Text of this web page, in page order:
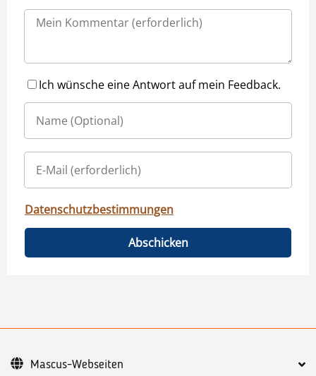
Ich wünsche eine Antwort auf mein Feedback.
Datenschutzbestimmungen
Abschicken
Mascus-Webseiten